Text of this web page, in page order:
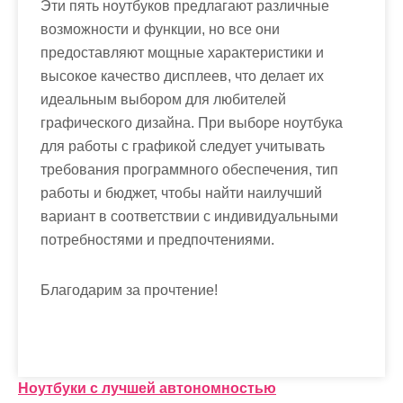
Эти пять ноутбуков предлагают различные
возможности и функции, но все они
предоставляют мощные характеристики и
высокое качество дисплеев, что делает их
идеальным выбором для любителей
графического дизайна. При выборе ноутбука
для работы с графикой следует учитывать
требования программного обеспечения, тип
работы и бюджет, чтобы найти наилучший
вариант в соответствии с индивидуальными
потребностями и предпочтениями.
Благодарим за прочтение!
Н
Ноутбуки с лучшей автономностью